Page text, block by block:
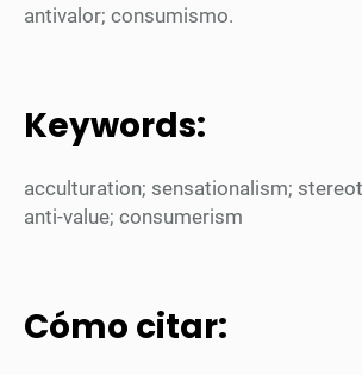
antivalor; consumismo.
Keywords:
acculturation; sensationalism;
anti-value; consumerism
Cómo citar: